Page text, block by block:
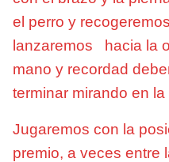
el perro y
lanzaremos hacia la
mano y recordad
terminar mirando en
Jugaremos con la
premio, a veces entre